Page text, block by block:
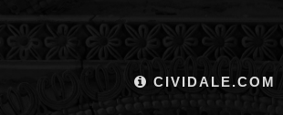
CIVIDALE.COM